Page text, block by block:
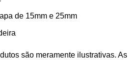
de 15mm e 25mm
são meramente ilustrativas. As